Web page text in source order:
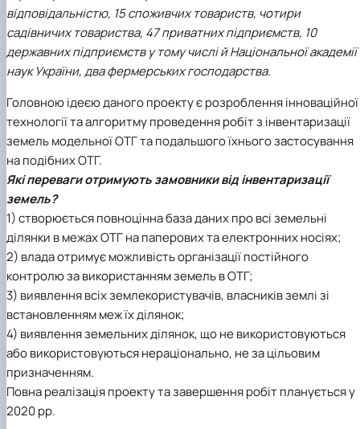
відповідальністю, 15 споживчих товариств, чотири
садівничих товариства, 47 приватних підприємств, 10
державних підприємств у тому числі й Національної академії
наук України, два фермерських господарства.
Головною ідеєю даного проекту є розроблення інноваційної
технології та алгоритму проведення робіт з інвентаризації
земель модельної ОТГ та подальшого їхнього застосування
на подібних ОТГ.
Які переваги отримують замовники від інвентаризації
земель?
1) створюється повноцінна база даних про всі земельні
ділянки в межах ОТГ на паперових та електронних носіях;
2) влада отримує можливість організації постійного
контролю за використанням земель в ОТГ;
3) виявлення всіх землекористувачів, власників землі зі
встановленням меж їх ділянок;
4) виявлення земельних ділянок, що не використовуються
або використовуються нераціонально, не за цільовим
призначенням.
Повна реалізація проекту та завершення робіт планується у
2020 рр.